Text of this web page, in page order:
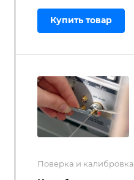
Купить товар
Поверка и калибровка